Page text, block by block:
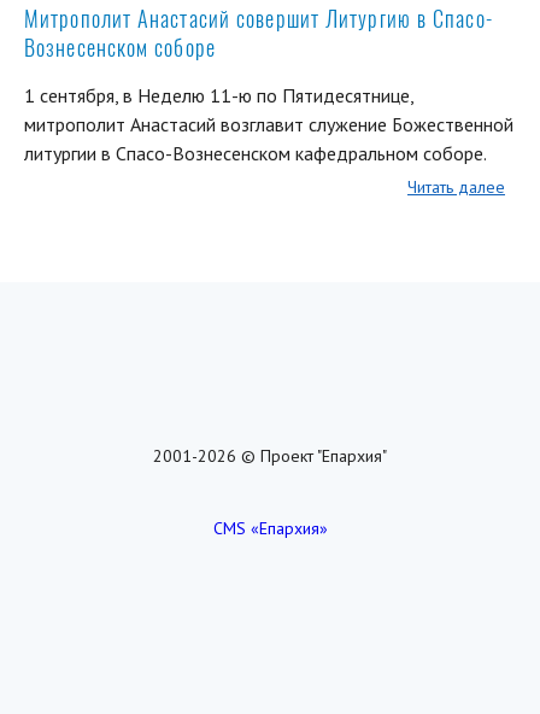
Митрополит Анастасий совершит Литургию в Спасо-
Вознесенском соборе
1 сентября, в Неделю 11-ю по Пятидесятнице,
митрополит Анастасий возглавит служение Божественной
литургии в Спасо-Вознесенском кафедральном соборе.
Читать далее
2001-2026 © Проект "Епархия"
CMS «Епархия»